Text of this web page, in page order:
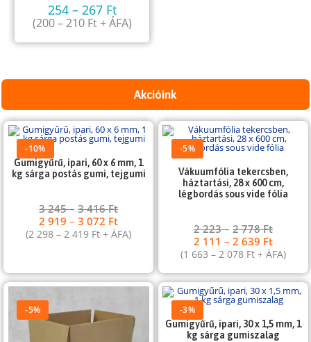
254 – 267 Ft
(200–210 Ft+ ÁFA)
Akcióink
-10%
Gumigyűrű, ipari, 60 x 6 mm, 1
kg sárga postás gumi, tejgumi
3 245–3 416Ft
2 919–3 072 Ft
(2 298–2 419 Ft + ÁFA)
-5%
Vákuumfólia tekercsben,
háztartási, 28 x 600 cm,
légbordás sous vide fólia
2 223–2 778Ft
2 111–2 639 Ft
(1 663–2 078 Ft + ÁFA)
-5% -3%
Gumigyűrű, ipari, 30 x 1,5 mm, 1
kg sárga gumiszalag